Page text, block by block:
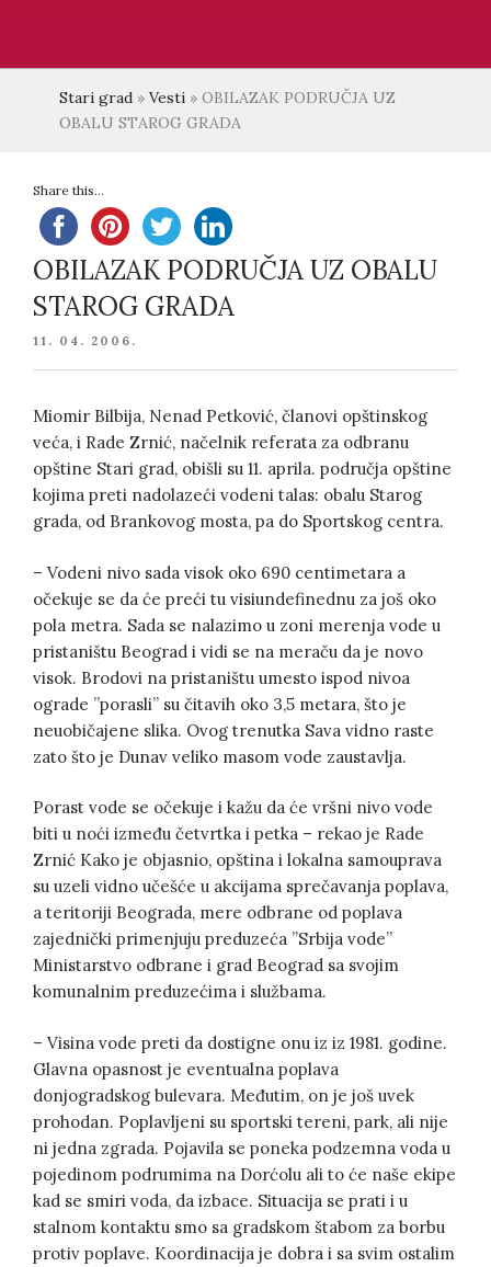
Stari grad » Vesti » OBILAZAK PODRUČJA UZ
OBALU STAROG GRADA
Share this...
OBILAZAK PODRUČJA UZ OBALU
STAROG GRADA
POSTED
11. 04. 2006.
Miomir Bilbija, Nenad Petković, članovi opštinskog
veća, i Rade Zrnić, načelnik referata za odbranu
opštine Stari grad, obišli su 11. aprila. područja opštine
kojima preti nadolazeći vodeni talas: obalu Starog
grada, od Brankovog mosta, pa do Sportskog centra.
– Vodeni nivo sada visok oko 690 centimetara a
očekuje se da će preći tu visiundefinednu za još oko
pola metra. Sada se nalazimo u zoni merenja vode u
pristaništu Beograd i vidi se na meraču da je novo
visok. Brodovi na pristaništu umesto ispod nivoa
ograde ”porasli” su čitavih oko 3,5 metara, što je
neuobičajene slika. Ovog trenutka Sava vidno raste
zato što je Dunav veliko masom vode zaustavlja.
Porast vode se očekuje i kažu da će vršni nivo vode
biti u noći između četvrtka i petka – rekao je Rade
Zrnić Kako je objasnio, opština i lokalna samouprava
su uzeli vidno učešće u akcijama sprečavanja poplava,
a teritoriji Beograda, mere odbrane od poplava
zajednički primenjuju preduzeća ”Srbija vode”
Ministarstvo odbrane i grad Beograd sa svojim
komunalnim preduzećima i službama.
– Visina vode preti da dostigne onu iz iz 1981. godine.
Glavna opasnost je eventualna poplava
donjogradskog bulevara. Međutim, on je još uvek
prohodan. Poplavljeni su sportski tereni, park, ali nije
ni jedna zgrada. Pojavila se poneka podzemna voda u
pojedinom podrumima na Dorćolu ali to će naše ekipe
kad se smiri voda, da izbace. Situacija se prati i u
stalnom kontaktu smo sa gradskom štabom za borbu
protiv poplave. Koordinacija je dobra i sa svim ostalim